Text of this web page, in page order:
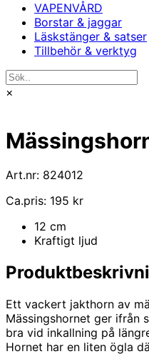
VAPENVÅRD
Borstar & jaggar
Läskstänger & satser
Tillbehör & verktyg
×
Art.nr: 824012
Ca.pris: 195 kr
12 cm
Kraftigt ljud
Ett vackert jakthorn av
Mässingshornet ger ifrån
bra vid inkallning på
Hornet har en liten ögla